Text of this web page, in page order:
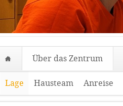
Über das Zentrum
überspringen
Lage Hausteam Anreise